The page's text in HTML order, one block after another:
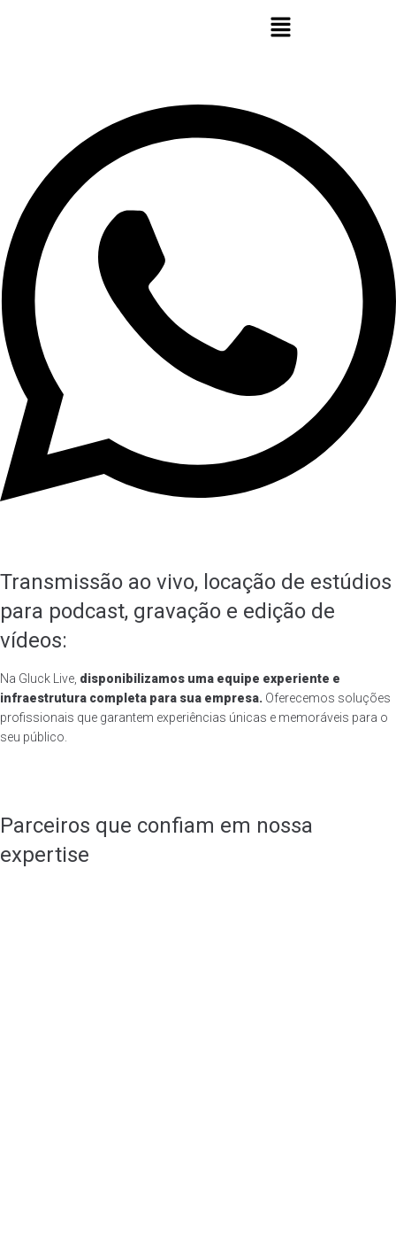
Transmissão ao vivo, locação de estúdios
para podcast, gravação e edição de
vídeos:
Na Gluck Live, disponibilizamos uma equipe experiente e
infraestrutura completa para sua empresa. Oferecemos soluções
profissionais que garantem experiências únicas e memoráveis para o
seu público.
Parceiros que confiam em nossa
expertise